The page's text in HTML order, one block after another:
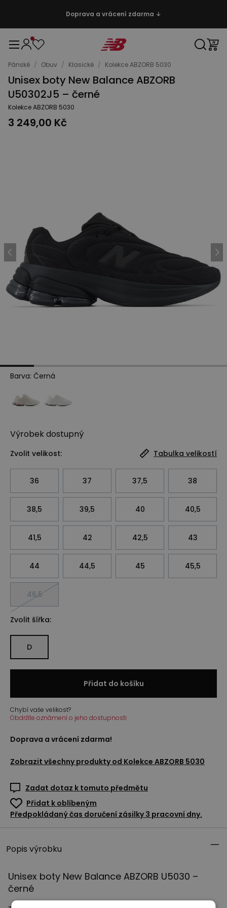
Doprava a vrácení zdarma ↓
Pánské / Obuv / Klasické / Kolekce ABZORB 5030
Unisex boty New Balance ABZORB
U50302J5 – černé
Kolekce ABZORB 5030
3 249,00 Kč
Barva: Černá
Výrobek dostupný
Zvolit velikost: Tabulka velikostí
36 37 37,5 38
38,5 39,5 40 40,5
41,5 42 42,5 43
44 44,5 45 45,5
46,5
Zvolit šířka:
D
Přidat do košíku
Chybí vaše velikost?
Obdržíte oznámení o jeho dostupnosti
Doprava a vrácení zdarma!
Zobrazit všechny produkty od Kolekce ABZORB 5030
Zadat dotaz k tomuto předmětu
Přidat k oblíbeným
Předpokládaný čas doručení zásilky 3 pracovní dny.
Popis výrobku
Unisex boty New Balance ABZORB U5030 –
černé